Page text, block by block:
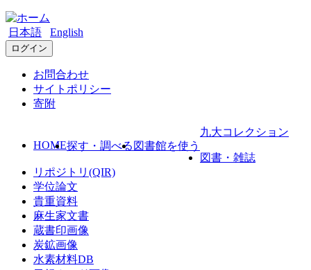
日本語 English
ログイン
お問合わせ
サイトポリシー
寄附
HOME探す・調べる 図書館を使う
九大コレクション
図書・雑誌
リポジトリ(QIR)
学位論文
貴重資料
麻生家文書
蔵書印画像
炭鉱画像
水素材料DB